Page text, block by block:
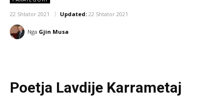
22 Shtator 2021 Updated: 22 Shtator 2021
Nga Gjin Musa
Poetja Lavdije Karrametaj